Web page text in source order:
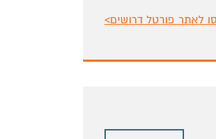
לאתר פורטל דרושים>